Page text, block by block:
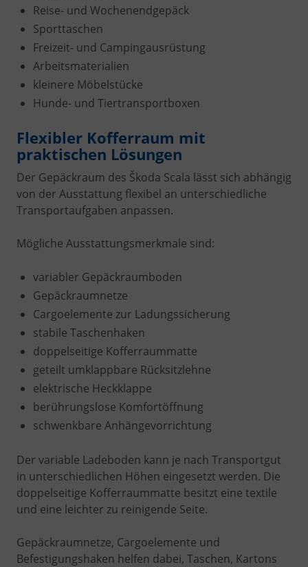
Reise- und Wochenendgepäck
Sporttaschen
Freizeit- und Campingausrüstung
Arbeitsmaterialien
kleinere Möbelstücke
Hunde- und Tiertransportboxen
Flexibler Kofferraum mit
praktischen Lösungen
Der Gepäckraum des Škoda Scala lässt sich abhängig
von der Ausstattung flexibel an unterschiedliche
Transportaufgaben anpassen.
Mögliche Ausstattungsmerkmale sind:
variabler Gepäckraumboden
Gepäckraumnetze
Cargoelemente zur Ladungssicherung
stabile Taschenhaken
doppelseitige Kofferraummatte
geteilt umklappbare Rücksitzlehne
elektrische Heckklappe
berührungslose Komfortöffnung
schwenkbare Anhängevorrichtung
Der variable Ladeboden kann je nach Transportgut
in unterschiedlichen Höhen eingesetzt werden. Die
doppelseitige Kofferraummatte besitzt eine textile
und eine leichter zu reinigende Seite.
Gepäckraumnetze, Cargoelemente und
Befestigungshaken helfen dabei, Taschen, Kartons